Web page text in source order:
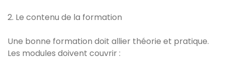
2. Le contenu de la formation
Une bonne formation doit allier théorie et pratique.
Les modules doivent couvrir :